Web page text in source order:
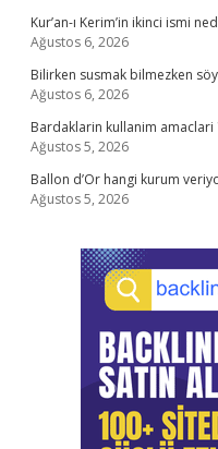
Kur’an-ı Kerim’in ikinci ismi
Ağustos 6, 2026
Bilirken susmak bilmezken
Ağustos 6, 2026
Bardaklarin kullanim amaclari
Ağustos 5, 2026
Ballon d’Or hangi kurum
Ağustos 5, 2026